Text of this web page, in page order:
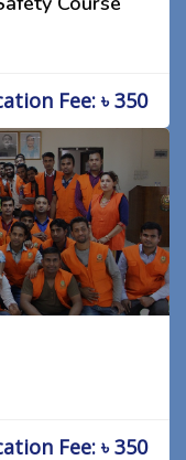
Fee: ৳ 350
Fee: ৳ 350